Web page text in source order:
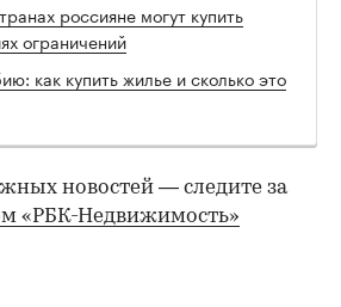
россияне могут купить
ограничений
как купить жилье и сколько это
новостей — следите за
«РБК-Недвижимость»